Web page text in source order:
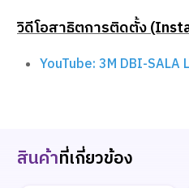
วิดีโอสาธิตการติดตั้ง
YouTube: 3M DBI-
สินค้าที่เกี่ยวข้อง